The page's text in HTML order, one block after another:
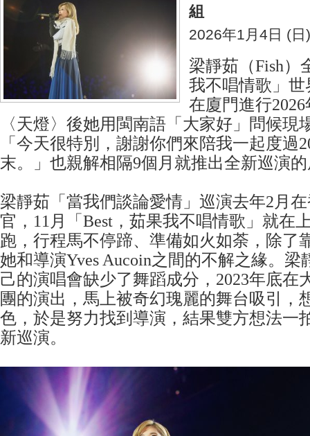
組
2026年1月4日 (日)
梁靜茹（Fish）
我不唱情歌」
在廈門進行
〈天燈〉後她用閩南語「大家好」問候現
「今天很特別，謝謝你們來陪我一起度過
末。」也親解相隔9個月就推出全新巡演
梁靜茹「當我們談論愛情」巡演去年2月
官，11月「Best，茹果我不唱情歌」就在
跑，行程馬不停蹄、準備如火如荼，除了
她和導演Yves Aucoin之間的不解之緣。梁
己的演唱會缺少了舞蹈成分，2023年底在
團的演出，馬上被奇幻瑰麗的舞台吸引，
色，於是努力找到導演，結果雙方想法一
新巡演。